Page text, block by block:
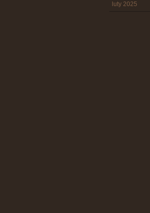
luty 2025